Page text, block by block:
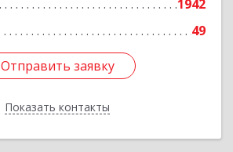
1942
49
Отправить заявку
Показать контакты
Отправить заявку
Назад